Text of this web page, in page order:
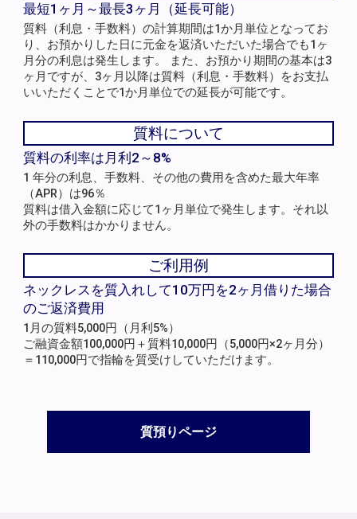
最短1ヶ月～最長3ヶ月（延長可能）
質料（利息・手数料）の計算期間は1か月単位となってお
り、お預かりした日に元金を返済いただいた場合でも1ヶ
月分の利息は発生します。 また、お預かり期間の基本は3
ヶ月ですが、3ヶ月以降は質料（利息・手数料）をお支払
いいただくことで1か月単位での延長が可能です。
質料について
質料の利率は月利2～8%
1 年分の利息、手数料、その他の費用を含めた最大年率
（APR）は96％
質料は借入金額に応じて1ヶ月単位で発生します。それ以
外の手数料はかかりません。
ご利用例
ネックレスを質入れして10万円を2ヶ月借りた場合
のご返済費用
1月の質料5,000円（月利5%）
ご融資金額100,000円＋質料10,000円（5,000円×2ヶ月分）
＝110,000円で指輪を質受けしていただけます。
質預りページ